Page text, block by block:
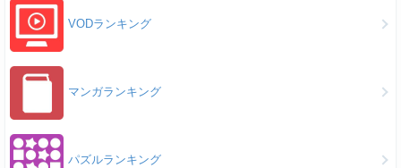
VODランキング
マンガランキング
パズルランキング